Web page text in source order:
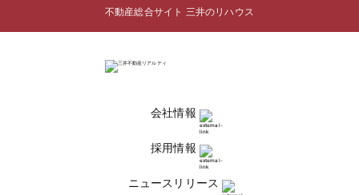
不動産総合サイト 三井のリハウス
会社情報
採用情報
ニュースリリース